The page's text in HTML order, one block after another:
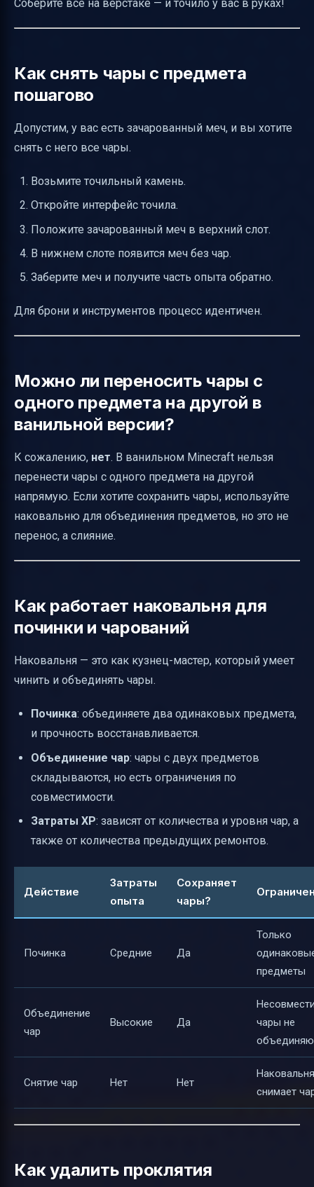
Соберите всё на верстаке — и точило у вас в руках!
Как снять чары с предмета
пошагово
Допустим, у вас есть зачарованный меч, и вы хотите
снять с него все чары.
Возьмите точильный камень.
Откройте интерфейс точила.
Положите зачарованный меч в верхний слот.
В нижнем слоте появится меч без чар.
Заберите меч и получите часть опыта обратно.
Для брони и инструментов процесс идентичен.
Можно ли переносить чары с
одного предмета на другой в
ванильной версии?
К сожалению, нет. В ванильном Minecraft нельзя
перенести чары с одного предмета на другой
напрямую. Если хотите сохранить чары, используйте
наковальню для объединения предметов, но это не
перенос, а слияние.
Как работает наковальня для
починки и чарований
Наковальня — это как кузнец-мастер, который умеет
чинить и объединять чары.
Починка: объединяете два одинаковых предмета,
и прочность восстанавливается.
Объединение чар: чары с двух предметов
складываются, но есть ограничения по
совместимости.
Затраты XP: зависят от количества и уровня чар, а
также от количества предыдущих ремонтов.
Действие
Затраты
опыта
Сохраняет
чары?
Починка Средние Да
Только
предметы
Объединение
чар
Высокие Да
чары не
Снятие чар Нет Нет
снимает
Как удалить проклятия